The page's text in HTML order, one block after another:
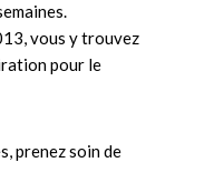
vous y trouvez
pour le
prenez soin de